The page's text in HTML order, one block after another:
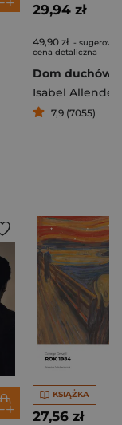
29,94 zł
49,90 zł -
cena detaliczna
Dom duchów
Isabel Allende
7,9 (7055)
KSIĄŻKA
27,56 zł